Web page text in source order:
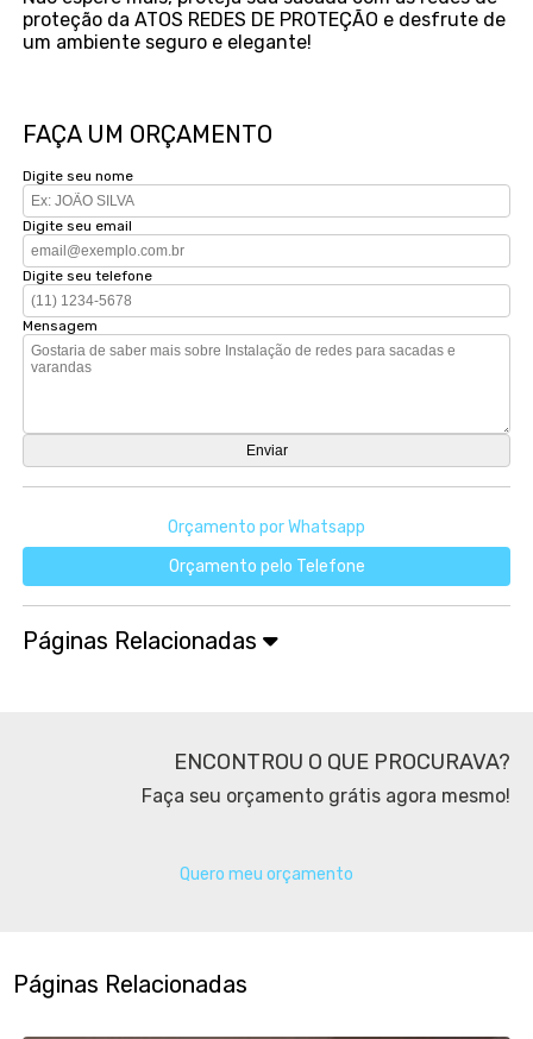
proteção da ATOS REDES DE PROTEÇÃO e desfrute de
um ambiente seguro e elegante!
FAÇA UM ORÇAMENTO
Digite seu nome
Digite seu email
Digite seu telefone
Mensagem
Orçamento por Whatsapp
Orçamento pelo Telefone
Páginas Relacionadas
ENCONTROU O QUE PROCURAVA?
Faça seu orçamento grátis agora mesmo!
Quero meu orçamento
Páginas Relacionadas